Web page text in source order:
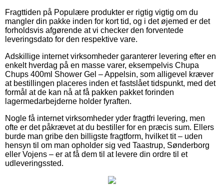
Fragttiden på Populære produkter er rigtig vigtig om du
mangler din pakke inden for kort tid, og i det øjemed er det
forholdsvis afgørende at vi checker den forventede
leveringsdato for den respektive vare.
Adskillige internet virksomheder garanterer levering efter en
enkelt hverdag på en masse varer, eksempelvis Chupa
Chups 400ml Shower Gel – Appelsin, som alligevel kræver
at bestillingen placeres inden et fastslået tidspunkt, med det
formål at de kan nå at få pakken pakket forinden
lagermedarbejderne holder fyraften.
Nogle få internet virksomheder yder fragtfri levering, men
ofte er det påkrævet at du bestiller for en præcis sum. Ellers
burde man gribe den billigste fragtform, hvilket tit – uden
hensyn til om man opholder sig ved Taastrup, Sønderborg
eller Vojens – er at få dem til at levere din ordre til et
udleveringssted.